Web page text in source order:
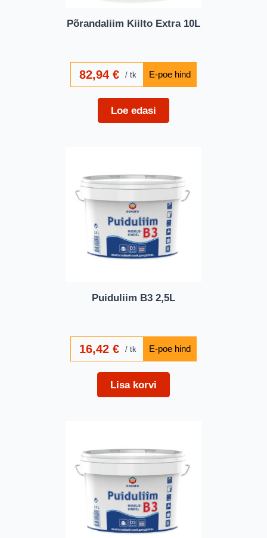
Põrandaliim Kiilto Extra 10L
82,94 € tk
Loe edasi
Puiduliim B3 2,5L
16,42 € tk
Lisa korvi